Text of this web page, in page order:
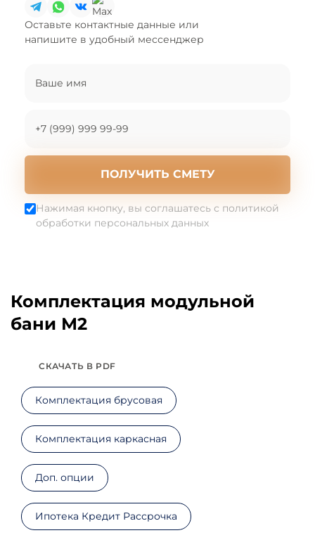
Оставьте контактные данные или
напишите в удобный мессенджер
ПОЛУЧИТЬ СМЕТУ
Нажимая кнопку, вы соглашатесь с политикой
обработки персональных данных
Комплектация модульной
бани М2
СКАЧАТЬ В PDF
Комплектация брусовая
Комплектация каркасная
Доп. опции
Ипотека Кредит Рассрочка